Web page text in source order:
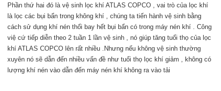
Phần thứ hai đó là vệ sinh lọc khí ATLAS COPCO , vai trò của lọc khí
là lọc các bụi bẩn trong không khí , chúng ta tiến hành vệ sinh bằng
cách sử dụng khí nén thổi bay hết bụi bẩn có trong máy nén khí . Công
việ cứ tiếp diễn theo 2 tuần 1 lần vệ sinh , nó giúp tăng tuổi thọ của lọc
khí ATLAS COPCO lên rất nhiều .Nhưng nếu không vệ sinh thường
xuyên nó sẽ dẫn đến nhiều vấn đề như tuổi thọ lọc khí giảm , không có
lượng khí nén vào dẫn đến máy nén khí không ra vào tải